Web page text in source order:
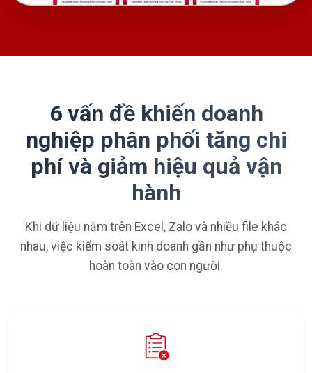
6 vấn đề khiến doanh
nghiệp phân phối tăng chi
phí và giảm hiệu quả vận
hành
Khi dữ liệu nằm trên Excel, Zalo và nhiều file khác
nhau, việc kiểm soát kinh doanh gần như phụ thuộc
hoàn toàn vào con người.